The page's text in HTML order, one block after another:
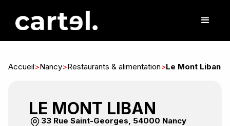
Accueil>Nancy>Restaurants & alimentation>Le Mont Liban
LE MONT LIBAN
33 Rue Saint-Georges, 54000 Nancy